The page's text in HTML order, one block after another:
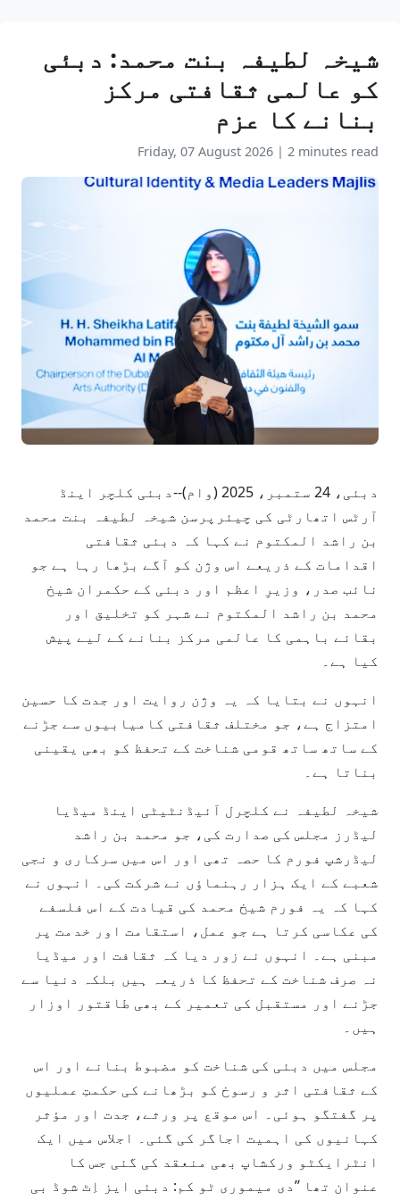
شیخہ لطیفہ بنت محمد: دبئی
کو عالمی ثقافتی مرکز
بنانے کا عزم
Friday, 07 August 2026 | 2 minutes read
دبئی، 24 ستمبر، 2025 (وام)--دبئی کلچر اینڈ
آرٹس اتھارٹی کی چیئرپرسن شیخہ لطیفہ بنت محمد
بن راشد المکتوم نے کہا کہ دبئی ثقافتی
اقدامات کے ذریعے اس وژن کو آگے بڑھا رہا ہے جو
نائب صدر، وزیرِ اعظم اور دبئی کے حکمران شیخ
محمد بن راشد المکتوم نے شہر کو تخلیق اور
بقائے باہمی کا عالمی مرکز بنانے کے لیے پیش
کیا ہے۔
انہوں نے بتایا کہ یہ وژن روایت اور جدت کا حسین
امتزاج ہے، جو مختلف ثقافتی کامیابیوں سے جڑنے
کے ساتھ ساتھ قومی شناخت کے تحفظ کو بھی یقینی
بناتا ہے۔
شیخہ لطیفہ نے کلچرل آئیڈنٹیٹی اینڈ میڈیا
لیڈرز مجلس کی صدارت کی، جو محمد بن راشد
لیڈرشپ فورم کا حصہ تھی اور اس میں سرکاری و نجی
شعبے کے ایک ہزار رہنماؤں نے شرکت کی۔ انہوں نے
کہا کہ یہ فورم شیخ محمد کی قیادت کے اس فلسفے
کی عکاسی کرتا ہے جو عمل، استقامت اور خدمت پر
مبنی ہے۔ انہوں نے زور دیا کہ ثقافت اور میڈیا
نہ صرف شناخت کے تحفظ کا ذریعہ ہیں بلکہ دنیا سے
جڑنے اور مستقبل کی تعمیر کے بھی طاقتور اوزار
ہیں۔
مجلس میں دبئی کی شناخت کو مضبوط بنانے اور اس
کے ثقافتی اثر و رسوخ کو بڑھانے کی حکمتِ عملیوں
پر گفتگو ہوئی۔ اس موقع پر ورثے، جدت اور مؤثر
کہانیوں کی اہمیت اجاگر کی گئی۔ اجلاس میں ایک
انٹرایکٹو ورکشاپ بھی منعقد کی گئی جس کا
عنوان تھا ’’دی میموری ٹو کم: دبئی ایز اِٹ شوڈ بی